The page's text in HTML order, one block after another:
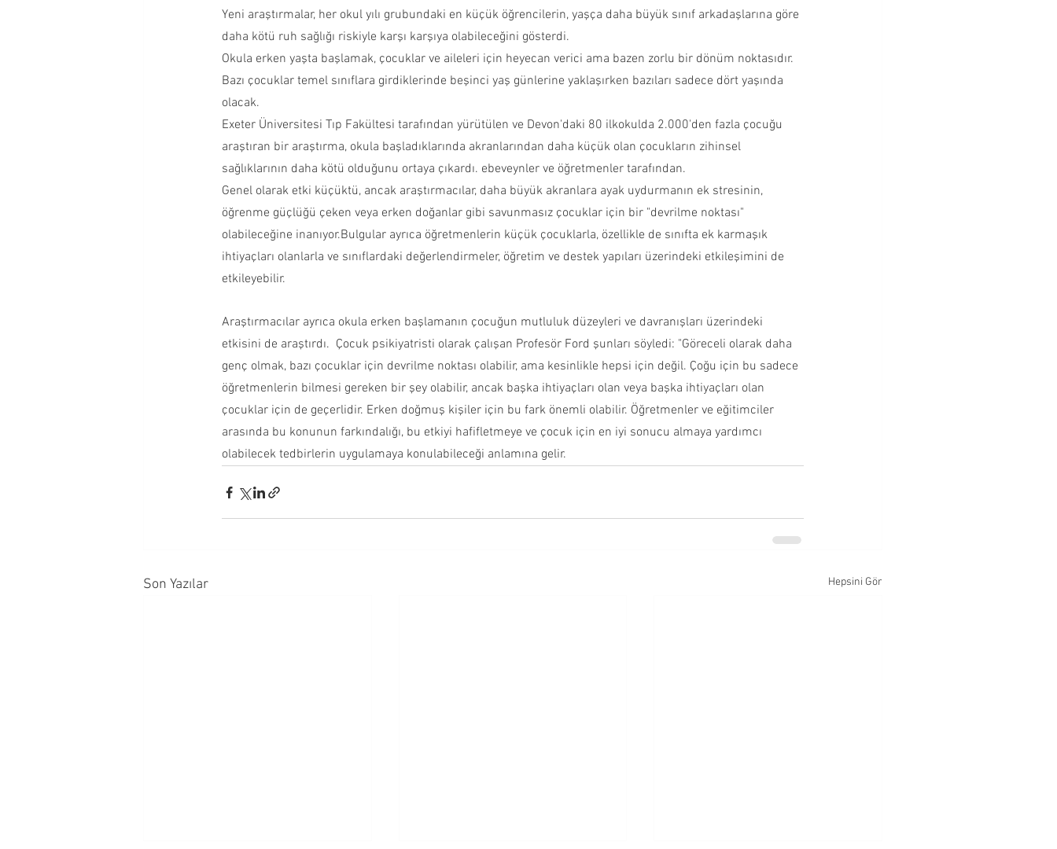
Yeni araştırmalar, her okul yılı grubundaki en küçük öğrencilerin, yaşça daha büyük sınıf arkadaşlarına göre
daha kötü ruh sağlığı riskiyle karşı karşıya olabileceğini gösterdi.
Okula erken yaşta başlamak, çocuklar ve aileleri için heyecan verici ama bazen zorlu bir dönüm noktasıdır.
Bazı çocuklar temel sınıflara girdiklerinde beşinci yaş günlerine yaklaşırken bazıları sadece dört yaşında
olacak.
Exeter Üniversitesi Tıp Fakültesi tarafından yürütülen ve Devon'daki 80 ilkokulda 2.000'den fazla çocuğu
araştıran bir araştırma, okula başladıklarında akranlarından daha küçük olan çocukların zihinsel
sağlıklarının daha kötü olduğunu ortaya çıkardı. ebeveynler ve öğretmenler tarafından.
Genel olarak etki küçüktü, ancak araştırmacılar, daha büyük akranlara ayak uydurmanın ek stresinin,
öğrenme güçlüğü çeken veya erken doğanlar gibi savunmasız çocuklar için bir "devrilme noktası"
olabileceğine inanıyor.Bulgular ayrıca öğretmenlerin küçük çocuklarla, özellikle de sınıfta ek karmaşık
ihtiyaçları olanlarla ve sınıflardaki değerlendirmeler, öğretim ve destek yapıları üzerindeki etkileşimini de
etkileyebilir.
Araştırmacılar ayrıca okula erken başlamanın çocuğun mutluluk düzeyleri ve davranışları üzerindeki
etkisini de araştırdı.  Çocuk psikiyatristi olarak çalışan Profesör Ford şunları söyledi: "Göreceli olarak daha
genç olmak, bazı çocuklar için devrilme noktası olabilir, ama kesinlikle hepsi için değil. Çoğu için bu sadece
öğretmenlerin bilmesi gereken bir şey olabilir, ancak başka ihtiyaçları olan veya başka ihtiyaçları olan
çocuklar için de geçerlidir. Erken doğmuş kişiler için bu fark önemli olabilir. Öğretmenler ve eğitimciler
arasında bu konunun farkındalığı, bu etkiyi hafifletmeye ve çocuk için en iyi sonucu almaya yardımcı
olabilecek tedbirlerin uygulamaya konulabileceği anlamına gelir.
Son Yazılar Hepsini Gör